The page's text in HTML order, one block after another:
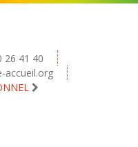
26 41 40
accueil.org